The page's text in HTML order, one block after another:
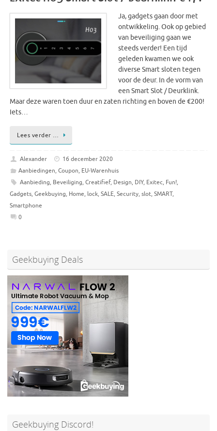
Ja, gadgets gaan door met
ontwikkeling. Ook op gebied
van beveiliging gaan we
steeds verder! Een tijd
geleden kwamen we ook
diverse Smart sloten tegen
voor de deur. In de vorm van
een Smart Slot / Deurklink.
Maar deze waren toen duur en zaten richting en boven de €200!
Iets…
Lees verder …
Alexander
16 december 2020
Aanbiedingen, Coupon, EU-Warenhuis
Aanbieding, Beveiliging, Creatifief, Design, DIY, Exitec, Fun!,
Gadgets, Geekbuying, Home, lock, SALE, Security, slot, SMART,
Smartphone
0
Geekbuying Deals
Geekbuying Discord!